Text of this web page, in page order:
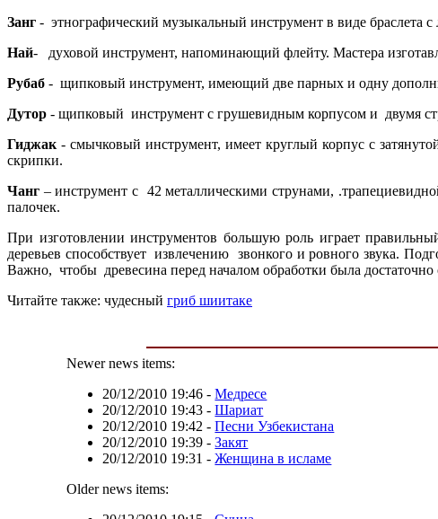
Занг - этнографический музыкальный инструмент в виде
Най- духовой инструмент, напоминающий флейту. Мастера
Рубаб - щипковый инструмент, имеющий две парных и одну
Дутор - щипковый инструмент с грушевидным корпусом и двумя
Гиджак - смычковый инструмент, имеет круглый корпус с
скрипки.
Чанг – инструмент с 42 металлическими струнами,
палочек.
При изготовлении инструментов большую роль играет
деревьев способствует извлечению звонкого и ровного звука.
Важно, чтобы древесина перед началом обработки была достаточно
Читайте также: чудесный гриб шиитаке
Newer news items:
20/12/2010 19:46 -Медресе
20/12/2010 19:43 -Шариат
20/12/2010 19:42 -Песни Узбекистана
20/12/2010 19:39 -Закят
20/12/2010 19:31 -Женщина в исламе
Older news items: